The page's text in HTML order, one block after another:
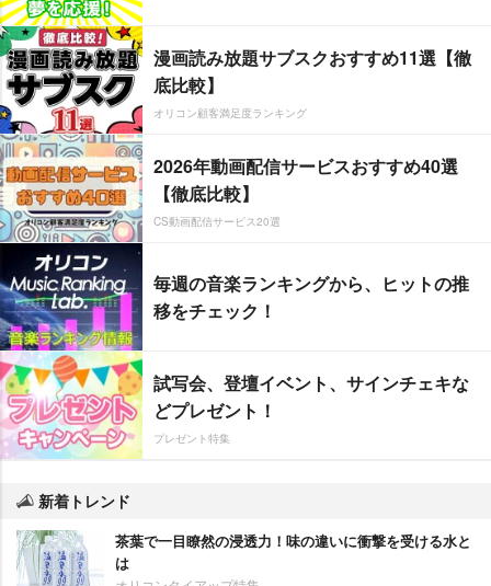
漫画読み放題サブスクおすすめ11選【徹
底比較】
オリコン顧客満足度ランキング
2026年動画配信サービスおすすめ40選
【徹底比較】
CS動画配信サービス20選
毎週の音楽ランキングから、ヒットの推
移をチェック！
試写会、登壇イベント、サインチェキな
どプレゼント！
プレゼント特集
新着トレンド
茶葉で一目瞭然の浸透力！味の違いに衝撃を受ける水と
は